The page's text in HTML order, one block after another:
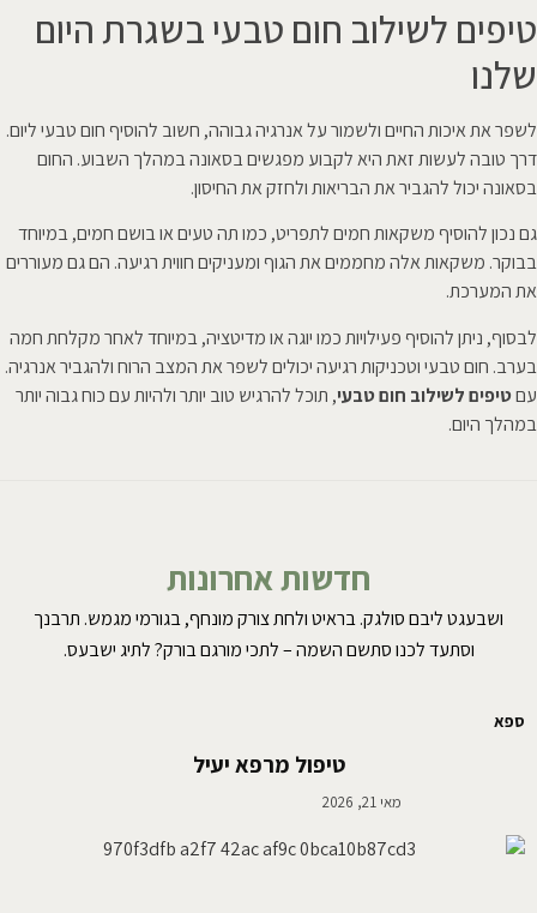
טיפים לשילוב חום טבעי בשגרת היום
שלנו
לשפר את איכות החיים ולשמור על אנרגיה גבוהה, חשוב להוסיף חום טבעי ליום.
דרך טובה לעשות זאת היא לקבוע מפגשים בסאונה במהלך השבוע. החום
בסאונה יכול להגביר את הבריאות ולחזק את החיסון.
גם נכון להוסיף משקאות חמים לתפריט, כמו תה טעים או בושם חמים, במיוחד
בבוקר. משקאות אלה מחממים את הגוף ומעניקים חווית רגיעה. הם גם מעוררים
את המערכת.
לבסוף, ניתן להוסיף פעילויות כמו יוגה או מדיטציה, במיוחד לאחר מקלחת חמה
בערב. חום טבעי וטכניקות רגיעה יכולים לשפר את המצב הרוח ולהגביר אנרגיה.
עםטיפים לשילוב חום טבעי, תוכל להרגיש טוב יותר ולהיות עם כוח גבוה יותר
במהלך היום.
חדשות אחרונות
ושבעגט ליבם סולגק. בראיט ולחת צורק מונחף, בגורמי מגמש. תרבנך
וסתעד לכנו סתשם השמה – לתכי מורגם בורק? לתיג ישבעס.
ספא
טיפול מרפא יעיל
מאי 21, 2026